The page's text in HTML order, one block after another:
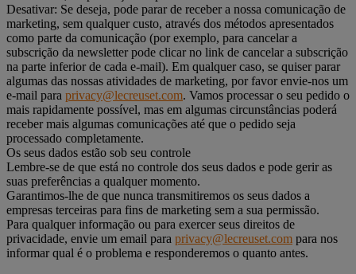
Desativar: Se deseja, pode parar de receber a nossa comunicação de
marketing, sem qualquer custo, através dos métodos apresentados
como parte da comunicação (por exemplo, para cancelar a
subscrição da newsletter pode clicar no link de cancelar a subscrição
na parte inferior de cada e-mail). Em qualquer caso, se quiser parar
algumas das nossas atividades de marketing, por favor envie-nos um
e-mail para privacy@lecreuset.com. Vamos processar o seu pedido o
mais rapidamente possível, mas em algumas circunstâncias poderá
receber mais algumas comunicações até que o pedido seja
processado completamente.
Os seus dados estão sob seu controle
Lembre-se de que está no controle dos seus dados e pode gerir as
suas preferências a qualquer momento.
Garantimos-lhe de que nunca transmitiremos os seus dados a
empresas terceiras para fins de marketing sem a sua permissão.
Para qualquer informação ou para exercer seus direitos de
privacidade, envie um email para privacy@lecreuset.com para nos
informar qual é o problema e responderemos o quanto antes.